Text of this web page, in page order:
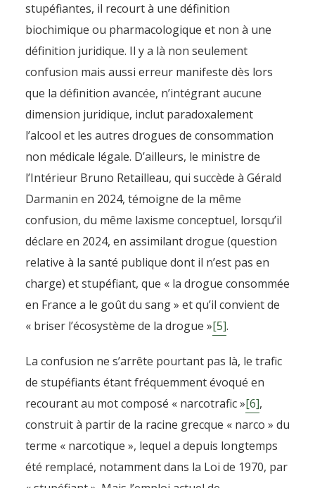
stupéfiantes, il recourt à une définition
biochimique ou pharmacologique et non à une
définition juridique. Il y a là non seulement
confusion mais aussi erreur manifeste dès lors
que la définition avancée, n’intégrant aucune
dimension juridique, inclut paradoxalement
l’alcool et les autres drogues de consommation
non médicale légale. D’ailleurs, le ministre de
l’Intérieur Bruno Retailleau, qui succède à Gérald
Darmanin en 2024, témoigne de la même
confusion, du même laxisme conceptuel, lorsqu’il
déclare en 2024, en assimilant drogue (question
relative à la santé publique dont il n’est pas en
charge) et stupéfiant, que « la drogue consommée
en France a le goût du sang » et qu’il convient de
« briser l’écosystème de la drogue »[5].
La confusion ne s’arrête pourtant pas là, le trafic
de stupéfiants étant fréquemment évoqué en
recourant au mot composé « narcotrafic »[6],
construit à partir de la racine grecque « narco » du
terme « narcotique », lequel a depuis longtemps
été remplacé, notamment dans la Loi de 1970, par